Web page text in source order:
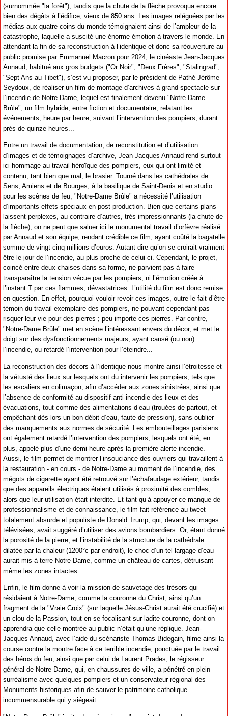
(surnommée "la forêt"), tandis que la chute de la flèche provoqua encore
bien des dégâts à l’édifice, vieux de 850 ans. Les images reléguées par les
médias aux quatre coins du monde témoignaient ainsi de l’ampleur de la
catastrophe, laquelle a suscité une énorme émotion à travers le monde. En
attendant la fin de sa reconstruction à l’identique et donc sa réouverture au
public promise par Emmanuel Macron pour 2024, le cinéaste Jean-Jacques
Annaud, habitué aux gros budgets ("Or Noir", "Deux Frères", "Stalingrad",
"Sept Ans au Tibet"), s’est vu proposer, par le président de Pathé Jérôme
Seydoux, de réaliser un film de montage d’archives à grand spectacle sur
l’incendie de Notre-Dame, lequel est finalement devenu "Notre-Dame
Brûle", un film hybride, entre fiction et documentaire, relatant les
événements, heure par heure, suivant l’intervention des pompiers, durant
près de quinze heures...
Entre un travail de documentation, de reconstitution et d’utilisation
d’images et de témoignages d’archive, Jean-Jacques Annaud rend surtout
ici hommage au travail héroïque des pompiers, eux qui ont limité et
contenu, tant bien que mal, le brasier. Tourné dans les cathédrales de
Sens, Amiens et de Bourges, à la basilique de Saint-Denis et en studio
pour les scènes de feu, "Notre-Dame Brûle" a nécessité l’utilisation
d’importants effets spéciaux en post-production. Bien que certains plans
laissent perplexes, au contraire d’autres, très impressionnants (la chute de
la flèche), on ne peut que saluer ici le monumental travail d’orfèvre réalisé
par Annaud et son équipe, rendant crédible ce film, ayant coûté la bagatelle
somme de vingt-cinq millions d’euros. Autant dire qu’on se croirait vraiment
être le jour de l’incendie, au plus proche de celui-ci. Cependant, le projet,
coincé entre deux chaises dans sa forme, ne parvient pas à faire
transparaître la tension vécue par les pompiers, ni l’émotion créée à
l’instant T par ces flammes, dévastatrices. L’utilité du film est donc remise
en question. En effet, pourquoi vouloir revoir ces images, outre le fait d’être
témoin du travail exemplaire des pompiers, ne pouvant cependant pas
risquer leur vie pour des pierres ; peu importe ces pierres. Par contre,
"Notre-Dame Brûle" met en scène l’intéressant envers du décor, et met le
doigt sur des dysfonctionnements majeurs, ayant causé (ou non)
l’incendie, ou retardé l’intervention pour l’éteindre...
La reconstruction des décors à l’identique nous montre ainsi l’étroitesse et
la vétusté des lieux sur lesquels ont du intervenir les pompiers, tels que
les escaliers en colimaçon, afin d’accéder aux zones sinistrées, ainsi que
l’absence de conformité au dispositif anti-incendie des lieux et des
évacuations, tout comme des alimentations d’eau (trouées de partout, et
empêchant dès lors un bon débit d’eau, faute de pression), sans oublier
des manquements aux normes de sécurité. Les embouteillages parisiens
ont également retardé l’intervention des pompiers, lesquels ont été, en
plus, appelé plus d’une demi-heure après la première alerte incendie.
Aussi, le film permet de montrer l’insouciance des ouvriers qui travaillent à
la restauration - en cours - de Notre-Dame au moment de l’incendie, des
mégots de cigarette ayant été retrouvé sur l’échafaudage extérieur, tandis
que des appareils électriques étaient utilisés à proximité des combles,
alors que leur utilisation était interdite. Et tant qu’à appuyer ce manque de
professionnalisme et de connaissance, le film fait référence au tweet
totalement absurde et populiste de Donald Trump, qui, devant les images
télévisées, avait suggéré d’utiliser des avions bombardiers. Or, étant donné
la porosité de la pierre, et l’instabilité de la structure de la cathédrale
dilatée par la chaleur (1200°c par endroit), le choc d’un tel largage d’eau
aurait mis à terre Notre-Dame, comme un château de cartes, détruisant
même les zones intactes.
Enfin, le film donne à voir la mission de sauvetage des trésors qui
résidaient à Notre-Dame, comme la couronne du Christ, ainsi qu’un
fragment de la "Vraie Croix" (sur laquelle Jésus-Christ aurait été crucifié) et
un clou de la Passion, tout en se focalisant sur ladite couronne, dont on
apprendra que celle montrée au public n’était qu’une réplique. Jean-
Jacques Annaud, avec l’aide du scénariste Thomas Bidegain, filme ainsi la
course contre la montre face à ce terrible incendie, ponctuée par le travail
des héros du feu, ainsi que par celui de Laurent Prades, le régisseur
général de Notre-Dame, qui, en chaussures de ville, a pénétré en plein
surréalisme avec quelques pompiers et un conservateur régional des
Monuments historiques afin de sauver le patrimoine catholique
incommensurable qui y siégeait.